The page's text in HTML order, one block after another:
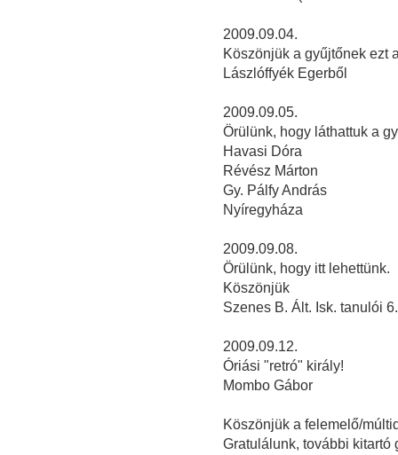
2009.09.04.
Köszönjük a gyűjtőnek ezt
Lászlóffyék Egerből
2009.09.05.
Örülünk, hogy láthattuk a
Havasi Dóra
Révész Márton
Gy. Pálfy András
Nyíregyháza
2009.09.08.
Örülünk, hogy itt lehettünk.
Köszönjük
Szenes B. Ált. Isk. tanulói
2009.09.12.
Óriási "retró" király!
Mombo Gábor
Köszönjük a felemelő/
Gratulálunk, további kitartó